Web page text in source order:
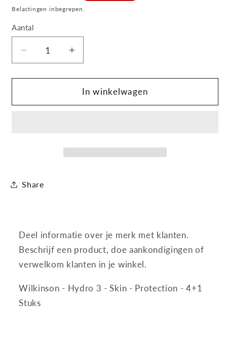
prijs
Belastingen inbegrepen.
Aantal
Aantal
verlagen
voor
-
-
Aantal
verhogen
voor
Wilkinson
-
In winkelwagen
Share
Deel informatie over je merk met klanten.
Beschrijf een product, doe aankondigingen of
verwelkom klanten in je winkel.
Wilkinson - Hydro 3 - Skin - Protection - 4+1
Stuks